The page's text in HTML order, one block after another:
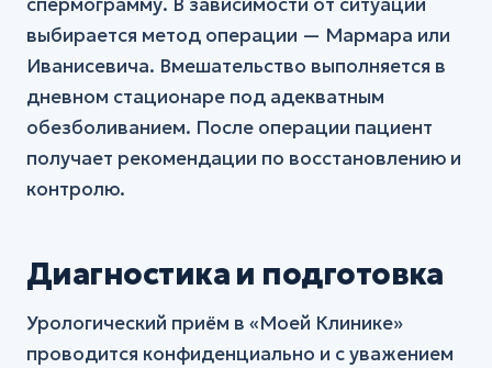
выбирается метод операции — Мармара или
Иванисевича. Вмешательство выполняется в
дневном стационаре под адекватным
обезболиванием. После операции пациент
получает рекомендации по восстановлению и
контролю.
Диагностика и подготовка
Урологический приём в «Моей Клинике»
проводится конфиденциально и с уважением